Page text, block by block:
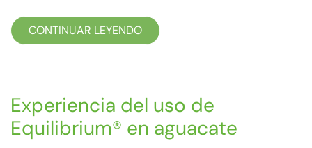
CONTINUAR LEYENDO
Experiencia del uso de
Equilibrium® en aguacate